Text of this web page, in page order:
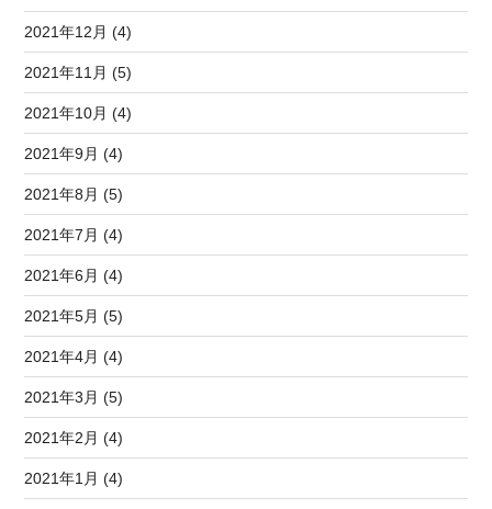
2021年12月 (4)
2021年11月 (5)
2021年10月 (4)
2021年9月 (4)
2021年8月 (5)
2021年7月 (4)
2021年6月 (4)
2021年5月 (5)
2021年4月 (4)
2021年3月 (5)
2021年2月 (4)
2021年1月 (4)